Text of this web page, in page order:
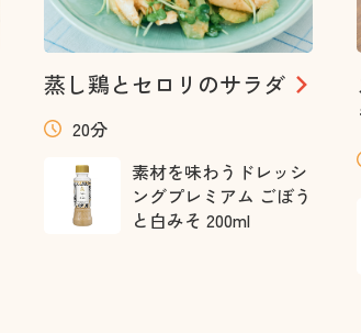
蒸し鶏とセロリのサラダ
20分
素材を味わうドレッシ
ングプレミアム ごぼう
と白みそ 200ml